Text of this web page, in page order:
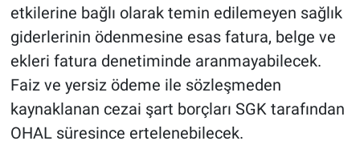
etkilerine bağlı olarak temin edilemeyen sağlık
giderlerinin ödenmesine esas fatura, belge ve
ekleri fatura denetiminde aranmayabilecek.
Faiz ve yersiz ödeme ile sözleşmeden
kaynaklanan cezai şart borçları SGK tarafından
OHAL süresince ertelenebilecek.